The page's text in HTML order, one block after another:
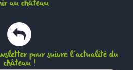
au château
pour suivre l’actualité du
château !